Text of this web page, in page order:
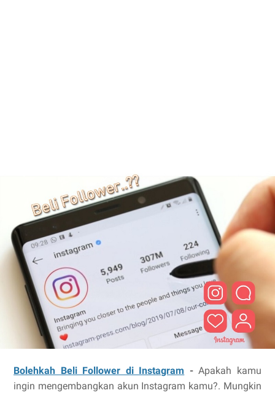
Bolehkah Beli Follower di Instagram -Apakah kamu
ingin mengembangkan akun Instagram kamu?. Mungkin